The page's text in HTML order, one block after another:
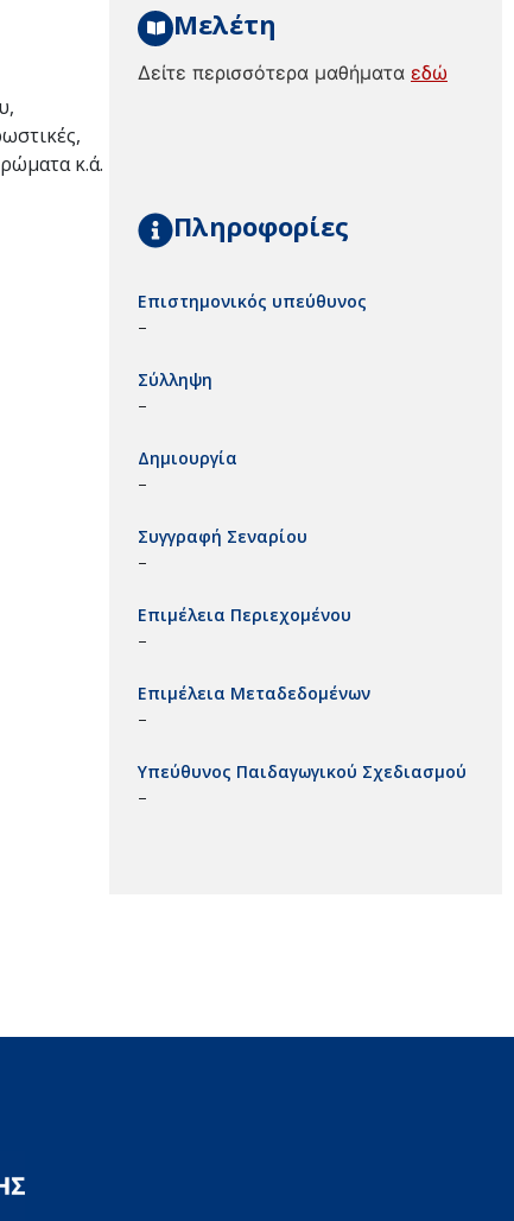
κ.ά.
Μελέτη
Δείτε περισσότερα μαθήματα εδώ
Πληροφορίες
Επιστημονικός υπεύθυνος
–
Σύλληψη
–
Δημιουργία
–
Συγγραφή Σεναρίου
–
Επιμέλεια Περιεχομένου
–
Επιμέλεια Μεταδεδομένων
–
Υπεύθυνος Παιδαγωγικού Σχεδιασμού
–